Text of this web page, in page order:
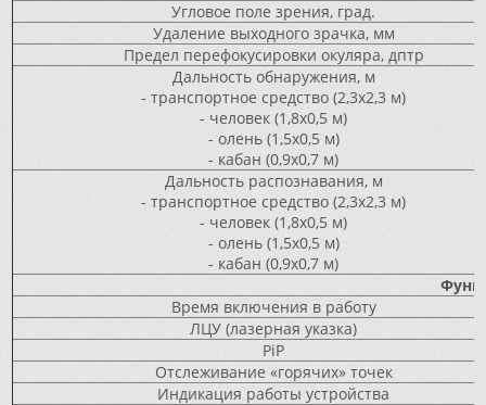
Угловое поле зрения, град.
Удаление выходного зрачка, мм
Предел перефокусировки окуляра, дптр
Дальность обнаружения, м
- транспортное средство (2,3x2,3 м)
- человек (1,8x0,5 м)
- олень (1,5x0,5 м)
- кабан (0,9x0,7 м)
Дальность распознавания, м
- транспортное средство (2,3x2,3 м)
- человек (1,8x0,5 м)
- олень (1,5x0,5 м)
- кабан (0,9x0,7 м)
Время включения в работу
ЛЦУ (лазерная указка)
PiP
Отслеживание «горячих» точек
Индикация работы устройства